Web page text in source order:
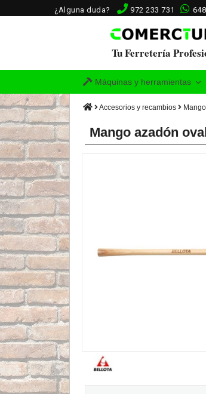
¿Alguna duda? 972 233 731
Tu Ferretería
Máquinas y herramientas
Accesorios y recambios
Mango azadón